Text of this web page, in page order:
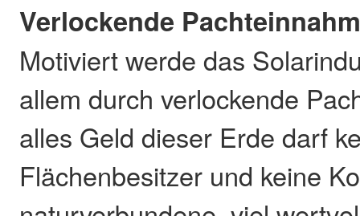
Verlockende
Motiviert werde das
allem durch verlockende
alles Geld dieser Erde darf
Flächenbesitzer und keine